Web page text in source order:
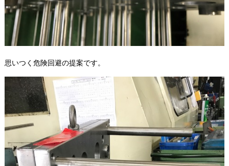
思いつく危険回避の提案です。